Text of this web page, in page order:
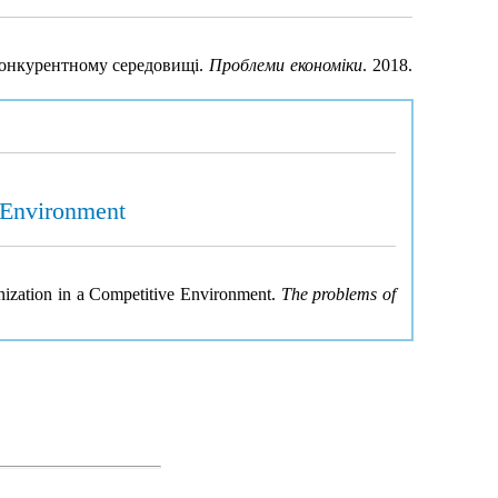
середовищі. Проблеми економіки. 2018.
in a Competitive Environment. The problems of